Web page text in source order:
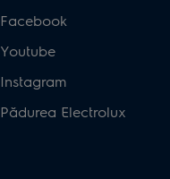
Facebook
Youtube
Instagram
Pădurea Electrolux